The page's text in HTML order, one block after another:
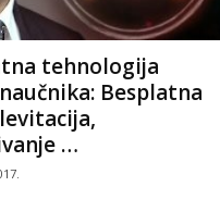
tehnologija
Besplatna
…